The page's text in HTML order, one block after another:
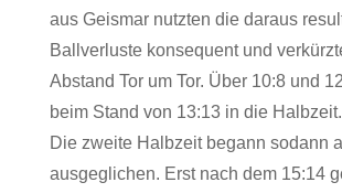
aus Geismar nutzten die daraus
Ballverluste konsequent und
Abstand Tor um Tor. Über 10:8 und
beim Stand von 13:13 in die Halbzeit.
Die zweite Halbzeit begann sodann
ausgeglichen. Erst nach dem 15:14